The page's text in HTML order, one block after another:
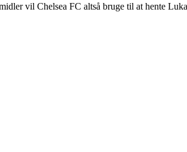
vil Chelsea FC altså bruge til at hente